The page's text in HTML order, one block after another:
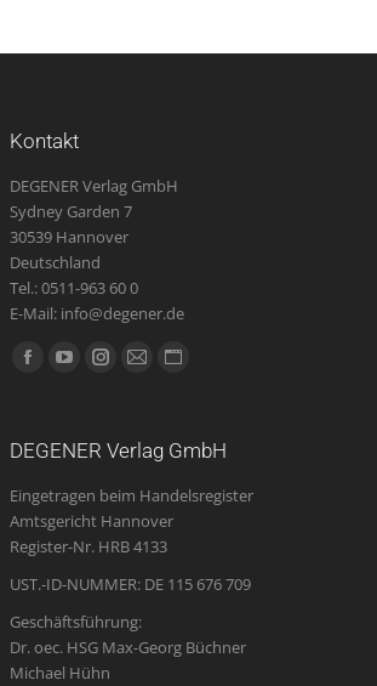
Kontakt
DEGENER Verlag GmbH
Sydney Garden 7
30539 Hannover
Deutschland
Tel.: 0511-963 60 0
E-Mail: info@degener.de
Finden Sie uns auf:
Facebook
new
window
YouTube
new
window
Instagram
new
window
E-
opens
in
new
Website
new
DEGENER Verlag GmbH
Eingetragen beim Handelsregister
Amtsgericht Hannover
Register-Nr. HRB 4133
UST.-ID-NUMMER: DE 115 676 709
Geschäftsführung:
Dr. oec. HSG Max-Georg Büchner
Michael Hühn